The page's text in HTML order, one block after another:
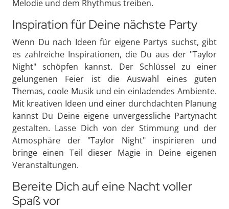
Melodie und dem Rhythmus treiben.
Inspiration für Deine nächste Party
Wenn Du nach Ideen für eigene Partys suchst, gibt
es zahlreiche Inspirationen, die Du aus der "Taylor
Night" schöpfen kannst. Der Schlüssel zu einer
gelungenen Feier ist die Auswahl eines guten
Themas, coole Musik und ein einladendes Ambiente.
Mit kreativen Ideen und einer durchdachten Planung
kannst Du Deine eigene unvergessliche Partynacht
gestalten. Lasse Dich von der Stimmung und der
Atmosphäre der "Taylor Night" inspirieren und
bringe einen Teil dieser Magie in Deine eigenen
Veranstaltungen.
Bereite Dich auf eine Nacht voller
Spaß vor